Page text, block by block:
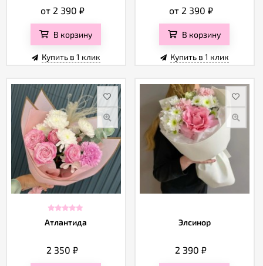
от 2 390 ₽
В корзину
Купить в 1 клик
от 2 390 ₽
В корзину
Купить в 1 клик
Атлантида
2 350₽
Элсинор
2 390₽